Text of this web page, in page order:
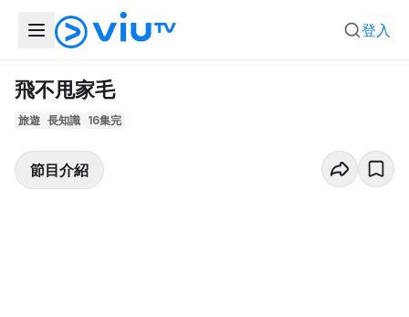
登入
飛不甩家毛
旅遊 長知識 16集完
節目介紹